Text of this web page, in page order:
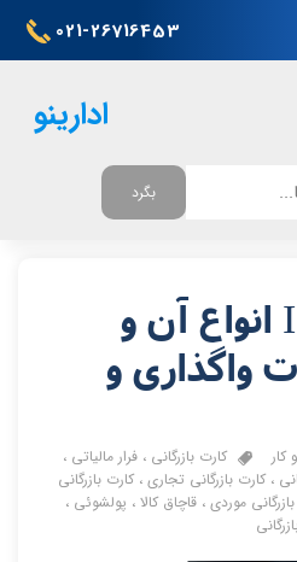
021-26716453
ادارینو
بگرد
کارت بازرگانی I انواع آن و
واگذاری و
کارت بازرگانی ، فرار مالیاتی ،
، کارت بازرگانی تجاری ، کارت بازرگانی
موردی ، قاچاق کالا ، پولشوئی ،